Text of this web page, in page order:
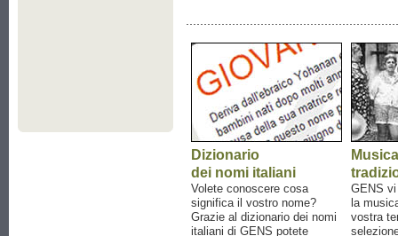
Dizionario
dei nomi italiani
Volete conoscere cosa
significa il vostro nome?
Grazie al dizionario dei nomi
italiani di GENS potete
Musica
GENS
la
vostra